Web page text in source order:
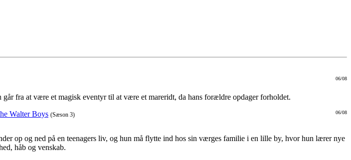
06/08
fra at være et magisk eventyr til at være et mareridt, da hans forældre opdager forholdet.
06/08
Walter Boys (Sæson 3)
op og ned på en teenagers liv, og hun må flytte ind hos sin værges familie i en lille by, hvor hun lærer nye
håb og venskab.